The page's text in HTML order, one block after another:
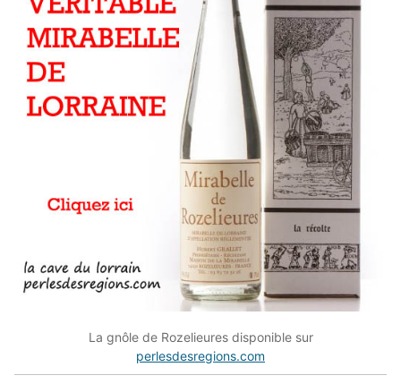
La gnôle de Rozelieures disponible sur
perlesdesregions.com